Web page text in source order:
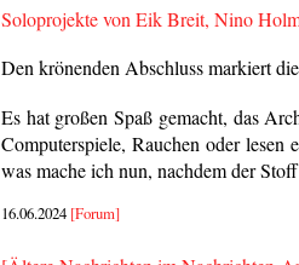
Soloprojekte von Eik Breit, Nino
Den krönenden Abschluss markiert
Es hat großen Spaß gemacht, das
Computerspiele, Rauchen oder lesen
was mache ich nun, nachdem der
16.06.2024 [Forum]